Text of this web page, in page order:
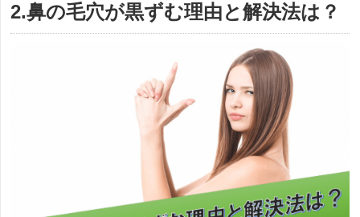
2.鼻の毛穴が黒ずむ理由と解決法は？